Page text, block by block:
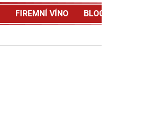
FIREMNÍ VÍNO BLOG